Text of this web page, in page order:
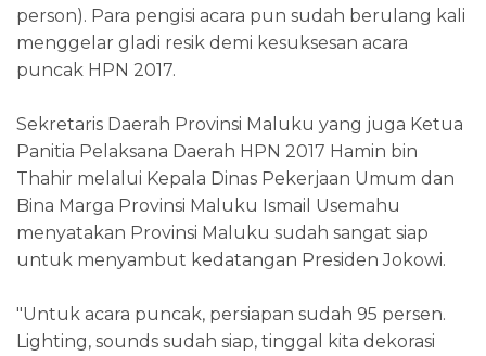
person). Para pengisi acara pun sudah berulang kali
menggelar gladi resik demi kesuksesan acara
puncak HPN 2017.
Sekretaris Daerah Provinsi Maluku yang juga Ketua
Panitia Pelaksana Daerah HPN 2017 Hamin bin
Thahir melalui Kepala Dinas Pekerjaan Umum dan
Bina Marga Provinsi Maluku Ismail Usemahu
menyatakan Provinsi Maluku sudah sangat siap
untuk menyambut kedatangan Presiden Jokowi.
"Untuk acara puncak, persiapan sudah 95 persen.
Lighting, sounds sudah siap, tinggal kita dekorasi